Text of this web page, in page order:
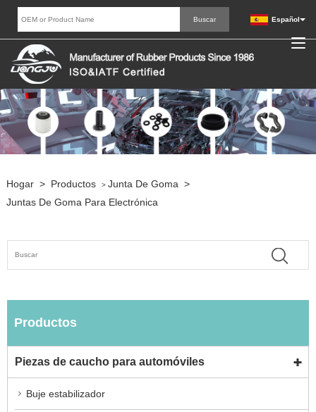
Español
Hogar > Productos > Junta De Goma >
Juntas De Goma Para Electrónica
Productos
Piezas de caucho para automóviles
Buje estabilizador